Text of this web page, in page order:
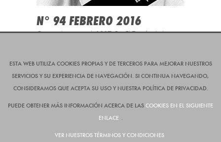
N° 94 FEBRERO 2016
Contenido especial: 1937-54: El Triunfo de la
ESTA WEB UTILIZA COOKIES PROPIAS Y DE TERCEROS PARA MEJORAR NUESTROS
SERVICIOS Y SU EXPERIENCIA DE NAVEGACIÓN. SI CONTINUA NAVEGANDO,
CONSIDERAMOS QUE ACEPTA SU USO Y NUESTRA POLÍTICA DE PRIVACIDAD.
PUEDE OBTENER MÁS INFORMACIÓN ACERCA DE LASCOOKIES EN EL SIGUIENTE
ENLACE .
VER NUESTROS TÉRMINOS Y CONDICIONES
JOIN US